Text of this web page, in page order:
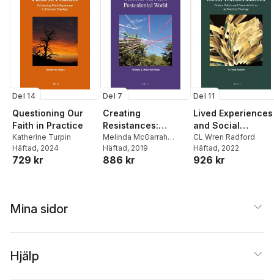
Del 14
Questioning Our
Faith in Practice
Katherine Turpin
Häftad, 2024
729 kr
Del 7
Creating
Resistances:
Pastoral Care in a
Postcolonial World
Melinda McGarrah
Sharp
Häftad, 2019
886 kr
Del 11
Lived Experiences
and Social
Transformations
CL Wren Radford
Häftad, 2022
926 kr
Mina sidor
Hjälp